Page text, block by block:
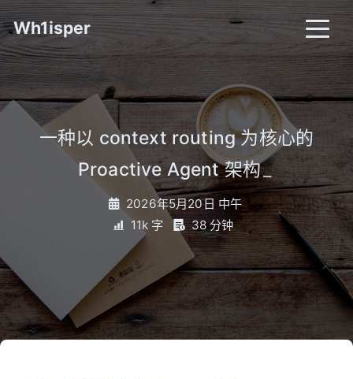
Wh1isper
一种以 context routing 为核心的
Proactive Agent 架构_
2026年5月20日 中午
11k 字
38 分钟